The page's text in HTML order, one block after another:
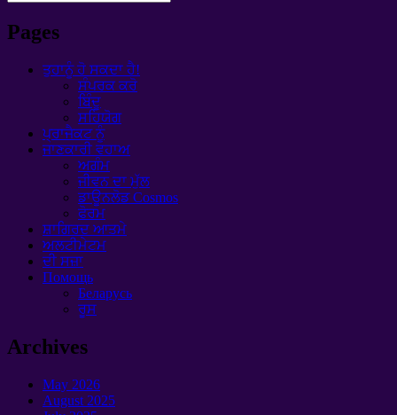
Pages
ਤੁਹਾਨੂੰ ਹੋ ਸਕਦਾ ਹੈ!
ਸੰਪਰਕ ਕਰੋ
ਬਿੰਦੂ
ਸਹਿਯੋਗ
ਪ੍ਰਾਜੈਕਟ ਨੂੰ
ਜਾਣਕਾਰੀ ਵਹਾਅ
ਅਗੰਮ
ਜੀਵਨ ਦਾ ਮੁੱਲ
ਡਾਊਨਲੋਡ Cosmos
ਫੋਰਮ
ਸ਼ਾਗਿਰਦ ਆਤਮੇ
ਅਲਟੀਮੇਟਮ
ਦੀ ਸਜ਼ਾ
Помощь
Беларусь
ਰੂਸ
Archives
May 2026
August 2025